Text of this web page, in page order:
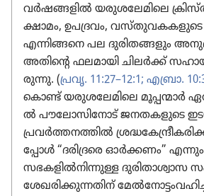
വർഷങ്ങ​ളിൽ യരുശ​ലേ​മി​ലെ
ക്ഷാമം, ഉപദ്രവം,
എന്നിങ്ങനെ പല ദുരി​ത​ങ്ങ​ളും
അതിന്റെ ഫലമായി ചിലർക്ക്‌
രു​ന്നു. (പ്രവൃ. 11:27–12:1; എബ്രാ.
കൊണ്ട്‌ യരുശ​ലേ​മി​ലെ മൂപ്പന്മാർ
ൽ പൗലോ​സി​നോട്‌ ജനതക​ളു​ടെ
പ്ര​വർത്ത​ന​ത്തിൽ
പ്പോൾ “ദരി​ദ്രരെ ഓർക്കണം”
സഭകളിൽനി​ന്നുള്ള ദുരി​താ​ശ്വാ​സ
ശേഖരി​ക്കു​ന്ന​തിന്‌